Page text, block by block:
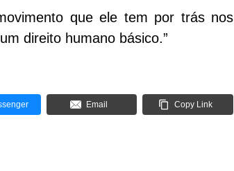
que ele tem por trás nos
direito humano básico.”
Email Copy Link